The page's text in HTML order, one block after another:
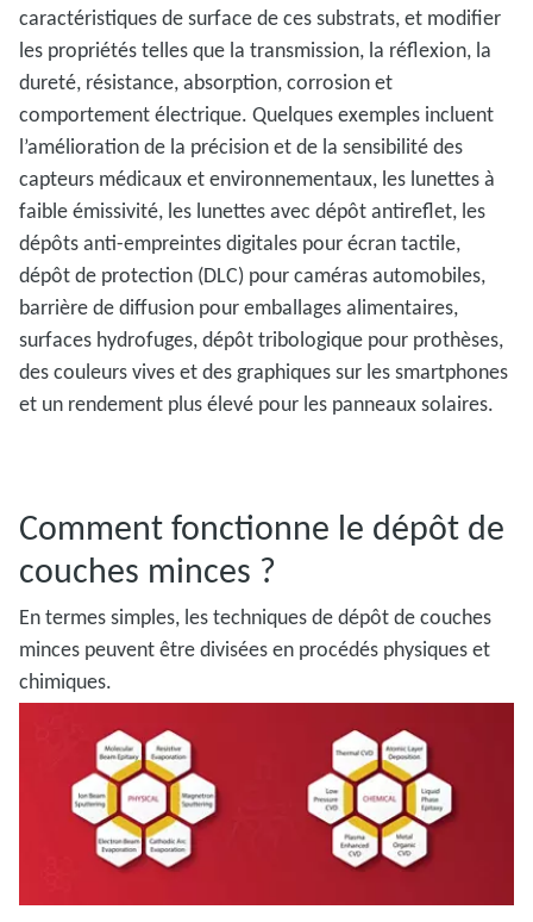
caractéristiques de surface de ces substrats, et modifier
les propriétés telles que la transmission, la réflexion, la
dureté, résistance, absorption, corrosion et
comportement électrique. Quelques exemples incluent
l’amélioration de la précision et de la sensibilité des
capteurs médicaux et environnementaux, les lunettes à
faible émissivité, les lunettes avec dépôt antireflet, les
dépôts anti-empreintes digitales pour écran tactile,
dépôt de protection (DLC) pour caméras automobiles,
barrière de diffusion pour emballages alimentaires,
surfaces hydrofuges, dépôt tribologique pour prothèses,
des couleurs vives et des graphiques sur les smartphones
et un rendement plus élevé pour les panneaux solaires.
Comment fonctionne le dépôt de
couches minces ?
En termes simples, les techniques de dépôt de couches
minces peuvent être divisées en procédés physiques et
chimiques.